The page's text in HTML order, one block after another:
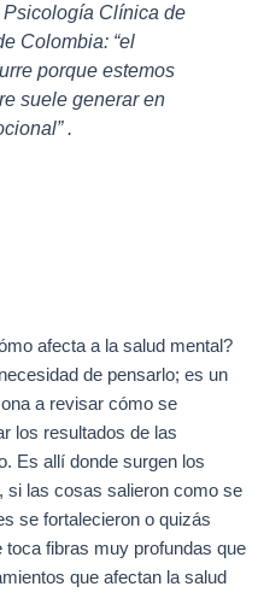
Clínica de
Colombia: “el
porque estemos
suele generar en
.
afecta a la salud mental?
de pensarlo; es un
a revisar cómo se
los resultados de las
Es allí donde surgen los
si las cosas salieron como se
se fortalecieron o quizás
fibras muy profundas que
que afectan la salud